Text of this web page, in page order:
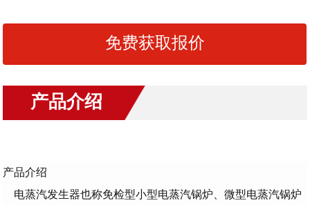
免费获取报价
产品介绍
产品介绍
电蒸汽发生器也称免检型小型电蒸汽锅炉、微型电蒸汽锅炉